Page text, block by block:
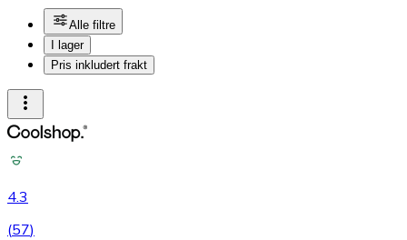
Alle filtre
I lager
Pris inkludert frakt
4.3
(57)